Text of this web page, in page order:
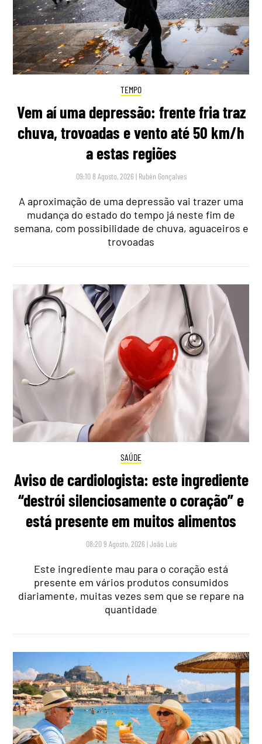
TEMPO
Vem aí uma depressão: frente fria traz
chuva, trovoadas e vento até 50 km/h
a estas regiões
09:10 8 Agosto, 2026 | Rubén Gonçalves
A aproximação de uma depressão vai trazer uma
mudança do estado do tempo já neste fim de
semana, com possibilidade de chuva, aguaceiros e
trovoadas
SAÚDE
Aviso de cardiologista: este ingrediente
“destrói silenciosamente o coração” e
está presente em muitos alimentos
08:20 9 Agosto, 2026 |João Luís
Este ingrediente mau para o coração está
presente em vários produtos consumidos
diariamente, muitas vezes sem que se repare na
quantidade